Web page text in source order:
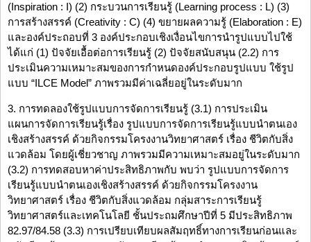
(Inspiration : I) (2) กระบวนการเรียนรู้ (Learning process : L) (3)
การสร้างสรรค์ (Creativity : C) (4) ขยายผลความรู้ (Elaboration : E)
และองค์ประถอบที่ 3 องค์ประกอบเชิงเงื่อนไขการนำรูปแบบไปใช้
ได้แก่ (1) ปัจจัยเอื้อต่อการเรียนรู้ (2) ปัจจัยสนับสนุน (2.2) การ
ประเมินความเหมาะสมของการกำหนดองค์ประกอบรูปแบบ ใช้รูป
แบบ “ILCE Model” ภาพรวมมีค่าเฉลี่ยอยู่ในระดับมาก
3. การทดลองใช้รูปแบบการจัดการเรียนรู้ (3.1) การประเมิน
แผนการจัดการเรียนรู้เรื่อง รูปแบบการจัดการเรียนรู้แบบนำตนเอง
เชิงสร้างสรรค์ ด้วยกิจกรรมโครงงานวิทยาศาสตร์ เรื่อง ชีวิตกับสิ่ง
แวดล้อม โดยผู้เชี่ยวชาญ ภาพรวมมีความเหมาะสมอยู่ในระดับมาก
(3.2) การทดสอบหาค่าประสิทธิภาพกับ พบว่า รูปแบบการจัดการ
เรียนรู้แบบนำตนเองเชิงสร้างสรรค์ ด้วยกิจกรรมโครงงาน
วิทยาศาสตร์ เรื่อง ชีวิตกับสิ่งแวดล้อม กลุ่มสาระการเรียนรู้
วิทยาศาสตร์และเทคโนโลยี ชั้นประถมศึกษาปีที่ 5 มีประสิทธิภาพ
82.97/84.58 (3.3) การเปรียบเทียบผลสัมฤทธิ์ทางการเรียนก่อนและ